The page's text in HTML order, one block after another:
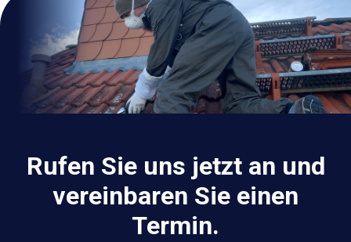
Rufen Sie uns jetzt an und
vereinbaren Sie einen
Termin.